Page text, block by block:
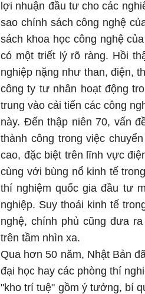
lợi nhuận đầu tư cho các
sao chính sách công nghệ
sách khoa học công nghệ
có một triết lý rõ ràng. Hồi
nghiệp nặng như than, điện,
công ty tư nhân hoạt động
trung vào cải tiến các công
này. Đến thập niên 70, vấn
thành công trong việc
cao, đặc biệt trên lĩnh vực
cùng với bùng nổ kinh tế
thí nghiệm quốc gia đầu tư
nghiệp. Suy thoái kinh tế
nghệ, chính phủ cũng đưa
trên tầm nhìn xa.
Qua hơn 50 năm, Nhật Bản
đại học hay các phòng thí
"kho trí tuệ" gồm ý tưởng, bí